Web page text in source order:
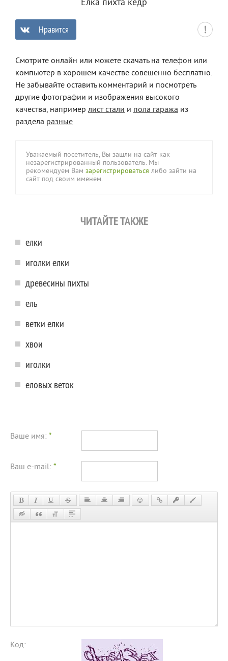
Елка пихта кедр
Нравится
Смотрите онлайн или можете скачать на телефон или
компьютер в хорошем качестве совешенно бесплатно.
Не забывайте оставить комментарий и посмотреть
другие фотографии и изображения высокого
качества, например лист стали и пола гаража из
раздела разные
Уважаемый посетитель, Вы зашли на сайт как
незарегистрированный пользователь. Мы
рекомендуем Вам зарегистрироваться либо зайти на
сайт под своим именем.
ЧИТАЙТЕ ТАКЖЕ
елки
иголки елки
древесины пихты
ель
ветки елки
хвои
иголки
еловых веток
Ваше имя: *
Ваш e-mail: *
Код: